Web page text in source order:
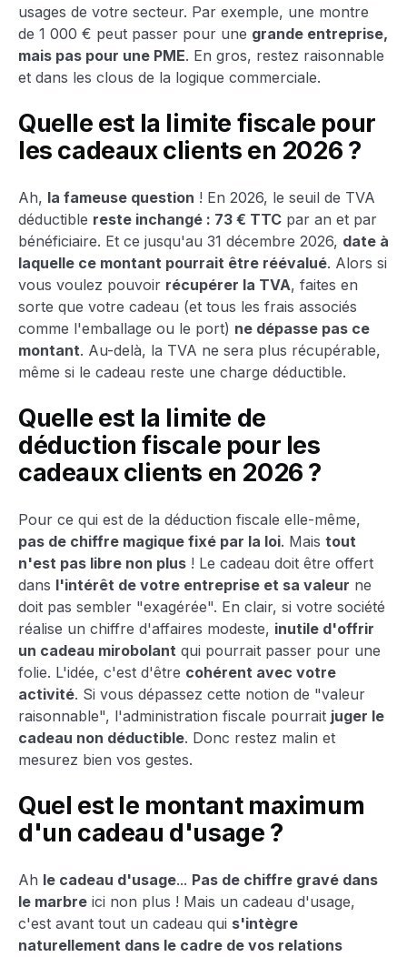
usages de votre secteur. Par exemple, une montre
de 1 000 € peut passer pour une grande entreprise,
mais pas pour une PME. En gros, restez raisonnable
et dans les clous de la logique commerciale.
Quelle est la limite fiscale pour
les cadeaux clients en 2026 ?
Ah, la fameuse question ! En 2026, le seuil de TVA
déductible reste inchangé : 73 € TTC par an et par
bénéficiaire. Et ce jusqu'au 31 décembre 2026, date à
laquelle ce montant pourrait être réévalué. Alors si
vous voulez pouvoir récupérer la TVA, faites en
sorte que votre cadeau (et tous les frais associés
comme l'emballage ou le port) ne dépasse pas ce
montant. Au-delà, la TVA ne sera plus récupérable,
même si le cadeau reste une charge déductible.
Quelle est la limite de
déduction fiscale pour les
cadeaux clients en 2026 ?
Pour ce qui est de la déduction fiscale elle-même,
pas de chiffre magique fixé par la loi. Mais tout
n'est pas libre non plus ! Le cadeau doit être offert
dans l'intérêt de votre entreprise et sa valeur ne
doit pas sembler "exagérée". En clair, si votre société
réalise un chiffre d'affaires modeste, inutile d'offrir
un cadeau mirobolant qui pourrait passer pour une
folie. L'idée, c'est d'être cohérent avec votre
activité. Si vous dépassez cette notion de "valeur
raisonnable", l'administration fiscale pourrait juger le
cadeau non déductible. Donc restez malin et
mesurez bien vos gestes.
Quel est le montant maximum
d'un cadeau d'usage ?
Ah le cadeau d'usage... Pas de chiffre gravé dans
le marbre ici non plus ! Mais un cadeau d'usage,
c'est avant tout un cadeau qui s'intègre
naturellement dans le cadre de vos relations